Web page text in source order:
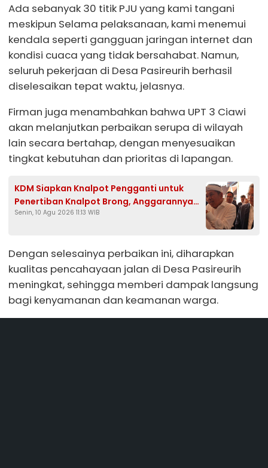
Ada sebanyak 30 titik PJU yang kami tangani
meskipun Selama pelaksanaan, kami menemui
kendala seperti gangguan jaringan internet dan
kondisi cuaca yang tidak bersahabat. Namun,
seluruh pekerjaan di Desa Pasireurih berhasil
diselesaikan tepat waktu, jelasnya.
Firman juga menambahkan bahwa UPT 3 Ciawi
akan melanjutkan perbaikan serupa di wilayah
lain secara bertahap, dengan menyesuaikan
tingkat kebutuhan dan prioritas di lapangan.
KDM Siapkan Knalpot Pengganti untuk
Penertiban Knalpot Brong, Anggarannya
dari APBD dan CSR
Senin, 10 Agu 2026 11:13 WIB
Dengan selesainya perbaikan ini, diharapkan
kualitas pencahayaan jalan di Desa Pasireurih
meningkat, sehingga memberi dampak langsung
bagi kenyamanan dan keamanan warga.